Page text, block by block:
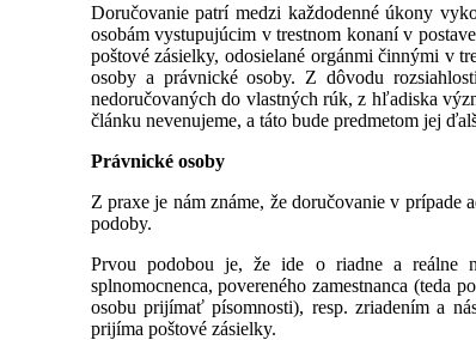
Doručovanie patrí medzi každodenné úkony
osobám vystupujúcim v trestnom konaní v
poštové zásielky, odosielané orgánmi činnými v
osoby a právnické osoby. Z dôvodu
nedoručovaných do vlastných rúk, z hľadiska
článku nevenujeme, a táto bude predmetom jej
Právnické osoby
Z praxe je nám známe, že doručovanie v prípade
podoby.
Prvou podobou je, že ide o riadne a reálne
splnomocnenca, povereného zamestnanca (teda
osobu prijímať písomnosti), resp. zriadením a
prijíma poštové zásielky.